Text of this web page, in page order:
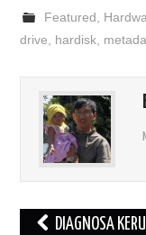
Featured
drive
hardisk
Post DIAGNOSA